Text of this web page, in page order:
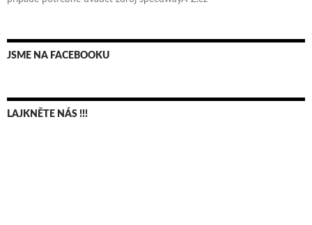
JSME NA FACEBOOKU
LAJKNĚTE NÁS !!!